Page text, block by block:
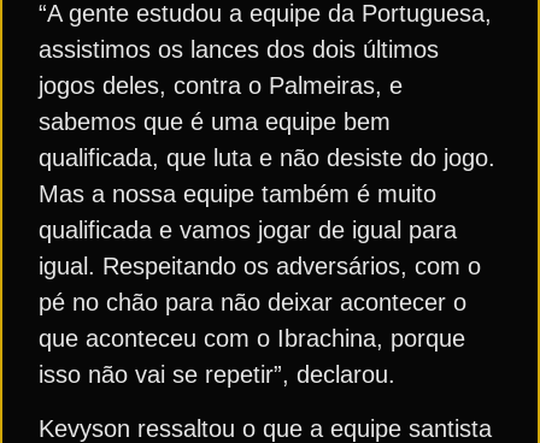
“A gente estudou a equipe da Portuguesa,
assistimos os lances dos dois últimos
jogos deles, contra o Palmeiras, e
sabemos que é uma equipe bem
qualificada, que luta e não desiste do jogo.
Mas a nossa equipe também é muito
qualificada e vamos jogar de igual para
igual. Respeitando os adversários, com o
pé no chão para não deixar acontecer o
que aconteceu com o Ibrachina, porque
isso não vai se repetir”, declarou.
Kevyson ressaltou o que a equipe santista